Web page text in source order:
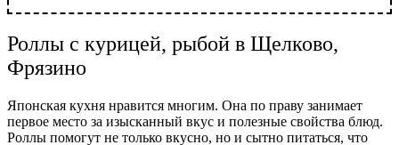
Роллы с курицей, рыбой в Щелково,
Фрязино
Японская кухня нравится многим. Она по праву занимает
первое место за изысканный вкус и полезные свойства блюд.
Роллы помогут не только вкусно, но и сытно питаться, что